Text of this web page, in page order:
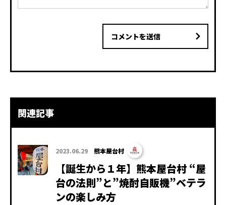
コメントを送信
関連記事
2023.06.29 熊本屋台村
【誕生から１年】熊本屋台村 “屋
台の法則”と”焼酎自販機”ベテラ
ンの楽しみ方